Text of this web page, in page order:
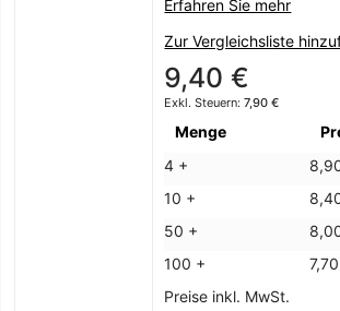
Erfahren Sie mehr
Zur Vergleichsliste
9,40 €
7,90 €
Menge
4 +
10 +
50 +
100 +
Preise inkl. MwSt.